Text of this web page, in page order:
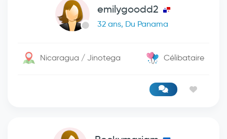
emilygoodd2
32 ans, Du Panama
Nicaragua / Jinotega Célibataire